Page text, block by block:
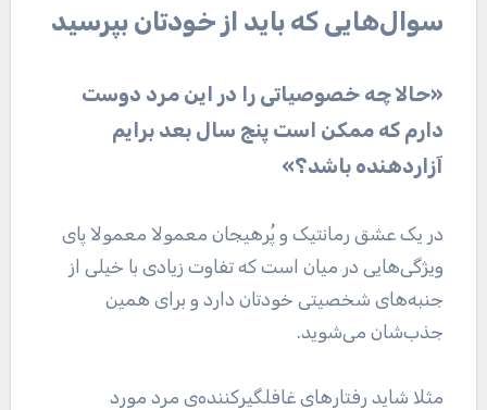
سوال‌هایی که باید از خودتان بپرسید
«حالا چه خصوصیاتی را در این مرد دوست
دارم که ممکن است پنج سال بعد برایم
آزاردهنده باشد؟»
در یک عشق رمانتیک و پُرهیجان معمولا معمولا پای
ویژگی‌هایی در میان است که تفاوت زیادی با خیلی از
جنبه‌های شخصیتی خودتان دارد و برای همین
جذب‌شان می‌شوید.
مثلا شاید رفتار‌های غافلگیرکننده‌ی مرد مورد